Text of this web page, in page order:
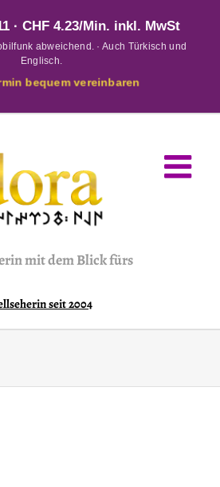
· CHF 4.23/Min. inkl. MwSt
abweichend. · Auch Türkisch und
Englisch.
bequem vereinbaren
mit dem Blick fürs
seit 2004